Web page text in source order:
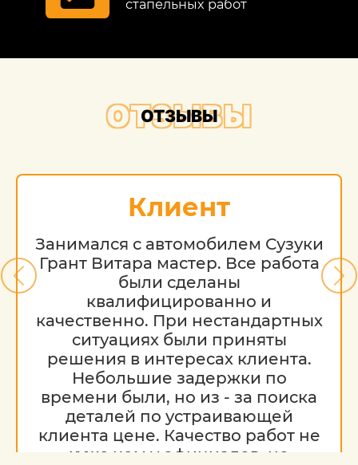
стапельных работ
ОТЗЫВЫ
ОТЗЫВЫ
Клиент
Занимался с автомобилем Сузуки
Грант Витара мастер. Все работа
были сделаны
квалифицированно и
качественно. При нестандартных
ситуациях были приняты
решения в интересах клиента.
Небольшие задержки по
времени были, но из - за поиска
деталей по устраивающей
клиента цене. Качество работ не
хуже чем у официалов, но